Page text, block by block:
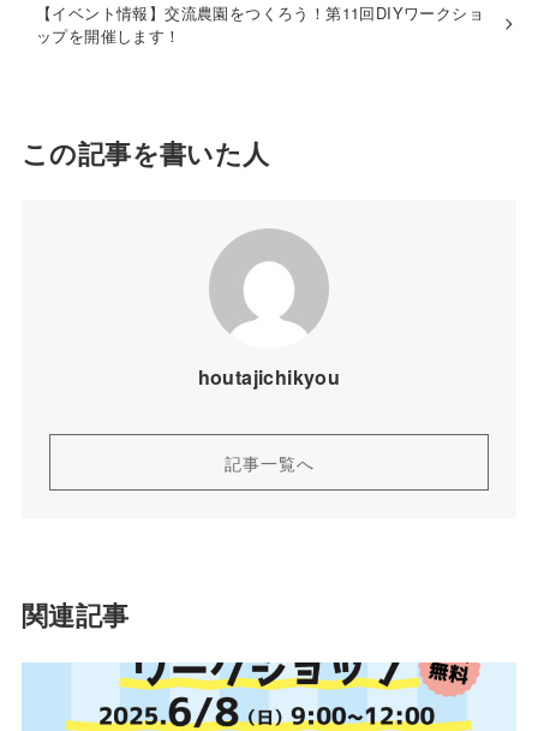
【イベント情報】交流農園をつくろう！第11回DIYワークショ
ップを開催します！
この記事を書いた人
houtajichikyou
記事一覧へ
関連記事